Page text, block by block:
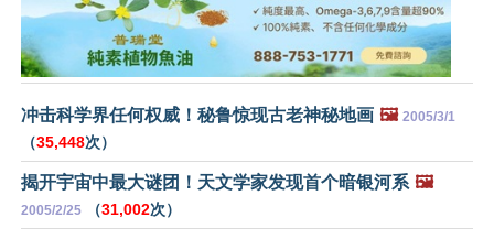
冲击科学界任何权威！秘鲁惊现古老神秘地画 🖼️ 2005/3/1
（35,448次）
揭开宇宙中最大谜团！天文学家发现首个暗银河系 🖼️
2005/2/25 （31,002次）